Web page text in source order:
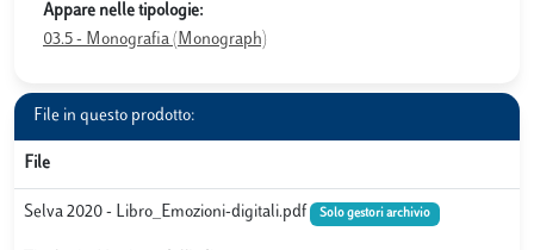
Appare nelle tipologie:
03.5 - Monografia (Monograph)
File in questo prodotto:
File
Selva 2020 - Libro_Emozioni-digitali.pdf Solo gestori archivio